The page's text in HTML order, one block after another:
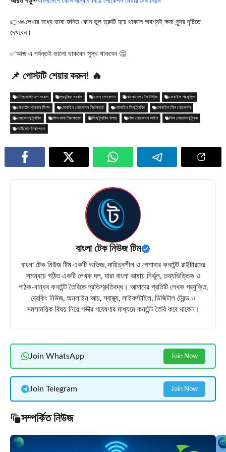
👉🙏লেখার মধ্যে ভাষা জনিত কোন ভুল ত্রুটি হয়ে থাকলে অবশ্যই ক্ষমা সুন্দর দৃষ্টিতে
দেখবেন।
✅আজ এ পর্যন্তই ভালো থাকবেন সুস্থ থাকবেন 🤔
📌 পোস্টটি শেয়ার করুন! 🔥
টেলিযোগাযোগ সংবাদ প্রযুক্তি সংবাদ ফোন লোকেশন বাংলাদেশ টেক নিউজ মোবাইল প্রযুক্তি
মোবাইল ব্যবহার টিপস মোবাইল লোকেশন নিরাপত্তা মোবাইল সিম ট্র্যাকিং মোবাইল সিম লোকেশন
লোকেশন ট্র্যাকিং সিম কার্ড নিরাপত্তা সিম ট্র্যাকিং উপায় সিম লোকেশন আইন সিম লোকেশন ট্র্যাক
স্মার্টফোন নিরাপত্তা
বাংলা টেক নিউজ টিম
বাংলা টেক নিউজ টিম একটি অভিজ্ঞ, দায়িত্বশীল ও পেশাদার কনটেন্ট রাইটারদের
সমন্বয়ে গঠিত একটি লেখক দল, যারা বাংলা ভাষায় নির্ভুল, তথ্যভিত্তিক ও
পাঠক-বান্ধব কনটেন্ট তৈরিতে প্রতিশ্রুতিবদ্ধ। আমাদের প্রতিটি লেখক প্রযুক্তি,
ব্রেকিং নিউজ, অনলাইন আয়, স্বাস্থ্য, লাইফস্টাইল, ডিজিটাল ট্রেন্ড ও
সমসাময়িক বিষয় নিয়ে গভীর গবেষণার মাধ্যমে কনটেন্ট তৈরি করে থাকেন।
Join WhatsApp Join Now
Join Telegram Join Now
সম্পর্কিত নিউজ